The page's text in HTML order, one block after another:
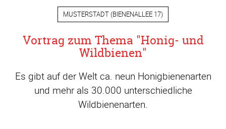
MUSTERSTADT (BIENENALLEE 17)
Vortrag zum Thema "Honig- und
Wildbienen"
Es gibt auf der Welt ca. neun Honigbienenarten
und mehr als 30.000 unterschiedliche
Wildbienenarten.